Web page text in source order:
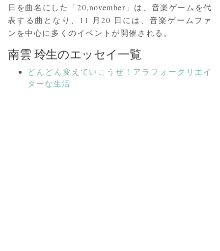
日を曲名にした「20,november」は、音楽ゲームを代
表する曲となり、11 月20 日には、音楽ゲームファ
ンを中心に多くのイベントが開催される。
南雲 玲生のエッセイ一覧
どんどん変えていこうぜ！アラフォークリエイ
ターな生活